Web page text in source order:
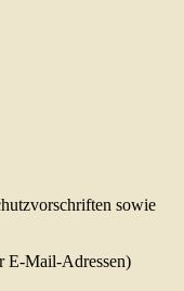
sowie
E-Mail-Adressen)